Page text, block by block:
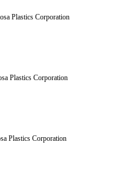
Plastics Corporation
Plastics Corporation
Plastics Corporation